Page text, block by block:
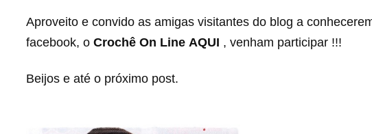
Aproveito e convido as amigas visitantes do blog a
facebook, o Crochê On Line AQUI , venham participar !!!
Beijos e até o próximo post.